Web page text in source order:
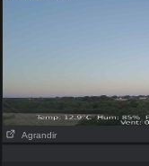
Agrandir